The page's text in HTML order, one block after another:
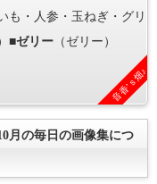
も・人参・玉ねぎ・グリ
■ゼリー （ゼリー）
音香’ｓ畑♪
月の毎日の画像集につ